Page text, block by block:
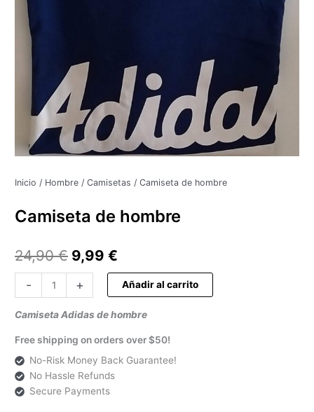
Inicio / Hombre /Camisetas / Camiseta de hombre
Camiseta de hombre
24,90€ 9,99€
- + Añadir al carrito
Camiseta Adidas de hombre
Free shipping on orders over $50!
No-Risk Money Back Guarantee!
No Hassle Refunds
Secure Payments